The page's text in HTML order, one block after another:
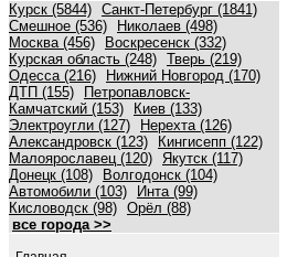
Курск (5844) Санкт-Петербург (1841)
Смешное (536)
Николаев (498)
Москва (456)
Воскресенск (332)
Курская область (248) Тверь (219)
Одесса (216)
Нижний Новгород (170)
ДТП (155)
Петропавловск-
Камчатский (153)
Киев (133)
Электроугли (127)
Нерехта (126)
Александровск (123)
Кингисепп (122)
Малоярославец (120) Якутск (117)
Донецк (108)
Волгодонск (104)
Автомобили (103)
Инта (99)
Кисловодск (98) Орёл (88)
все города >>